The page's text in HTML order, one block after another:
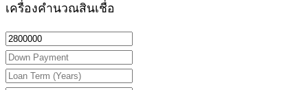
เครื่องคำนวณสินเชื่อ